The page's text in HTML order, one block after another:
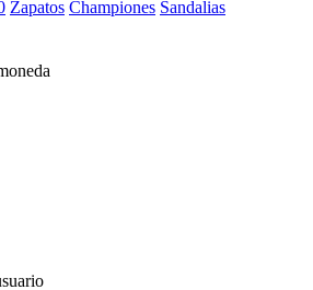
Zapatos Championes Sandalias